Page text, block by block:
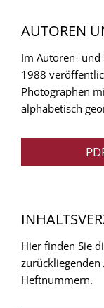
AUTOREN
Im Autoren- und
1988
Photographen
alphabetisch
Hier finden Sie
zurückliegenden
Heftnummern.